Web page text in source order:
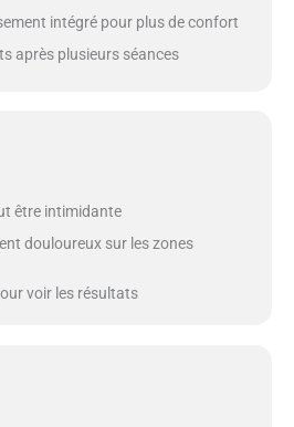
intégré pour plus de confort
après plusieurs séances
être intimidante
douloureux sur les zones
voir les résultats